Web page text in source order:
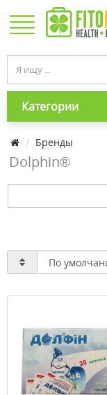
Категории
Бренды
Dolphin®